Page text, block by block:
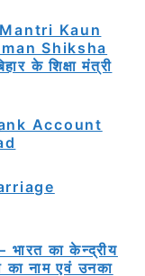
Kaun
Shiksha
के शिक्षा मंत्री
Account
का केन्द्रीय
का नाम एवं उनका